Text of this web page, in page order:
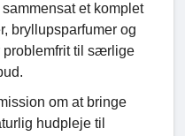
et komplet
bryllupsparfumer og
problemfrit til særlige
om at bringe
hudpleje til